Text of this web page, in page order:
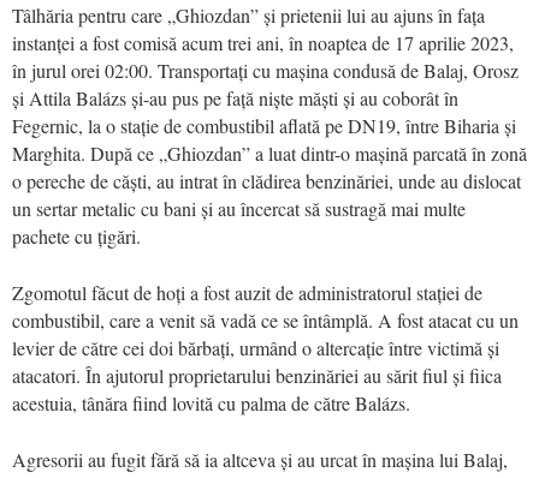
Tâlhăria pentru care „Ghiozdan” și prietenii lui au ajuns în fața
instanței a fost comisă acum trei ani, în noaptea de 17 aprilie 2023,
în jurul orei 02:00. Transportați cu mașina condusă de Balaj, Orosz
și Attila Balázs și-au pus pe față niște măști și au coborât în
Fegernic, la o stație de combustibil aflată pe DN19, între Biharia și
Marghita. După ce „Ghiozdan” a luat dintr-o mașină parcată în zonă
o pereche de căști, au intrat în clădirea benzinăriei, unde au dislocat
un sertar metalic cu bani și au încercat să sustragă mai multe
pachete cu țigări.
Zgomotul făcut de hoți a fost auzit de administratorul stației de
combustibil, care a venit să vadă ce se întâmplă. A fost atacat cu un
levier de către cei doi bărbați, urmând o altercație între victimă și
atacatori. În ajutorul proprietarului benzinăriei au sărit fiul și fiica
acestuia, tânăra fiind lovită cu palma de către Balázs.
Agresorii au fugit fără să ia altceva și au urcat în mașina lui Balaj,